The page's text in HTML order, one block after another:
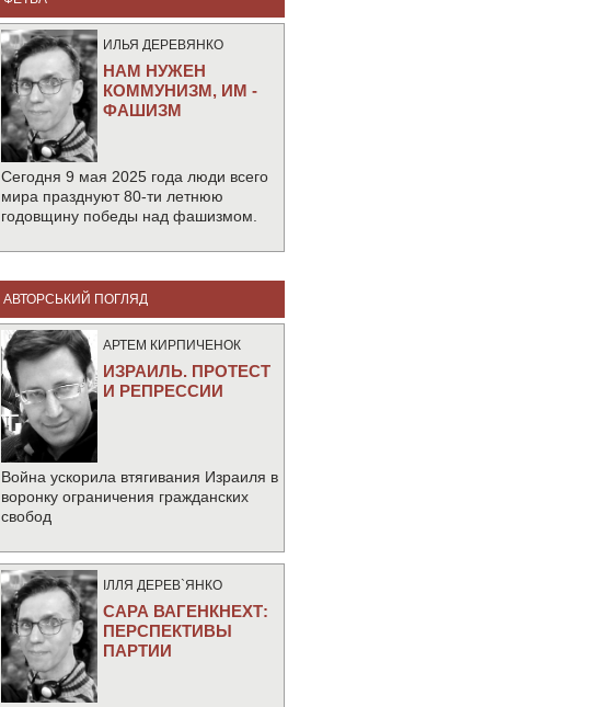
ИЛЬЯ ДЕРЕВЯНКО
НАМ НУЖЕН
КОММУНИЗМ, ИМ -
ФАШИЗМ
Сегодня 9 мая 2025 года люди всего
мира празднуют 80-ти летнюю
годовщину победы над фашизмом.
АВТОРСЬКИЙ ПОГЛЯД
АРТЕМ КИРПИЧЕНОК
ИЗРАИЛЬ. ПРОТЕСТ
И РЕПРЕССИИ
Война ускорила втягивания Израиля в
воронку ограничения гражданских
свобод
IЛЛЯ ДЕРЕВ`ЯНКО
САРА ВАГЕНКНЕХТ:
ПЕРСПЕКТИВЫ
ПАРТИИ